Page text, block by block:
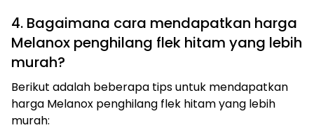
4. Bagaimana cara mendapatkan harga
Melanox penghilang flek hitam yang lebih
murah?
Berikut adalah beberapa tips untuk mendapatkan
harga Melanox penghilang flek hitam yang lebih
murah: